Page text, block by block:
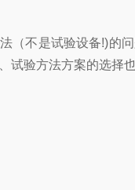
不是试验设备!)的
试验方法方案的选择